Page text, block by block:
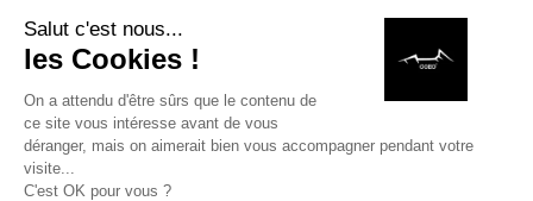
l'ensemble des valeurs qui animent COEO depuis sa
création : l'innovation, la performance, la qualité de
fabrication, la modularité et la durabilité.
Pensé pour les passionnés de barbecue et les
amateurs de cuisine en plein air les plus exigeants,